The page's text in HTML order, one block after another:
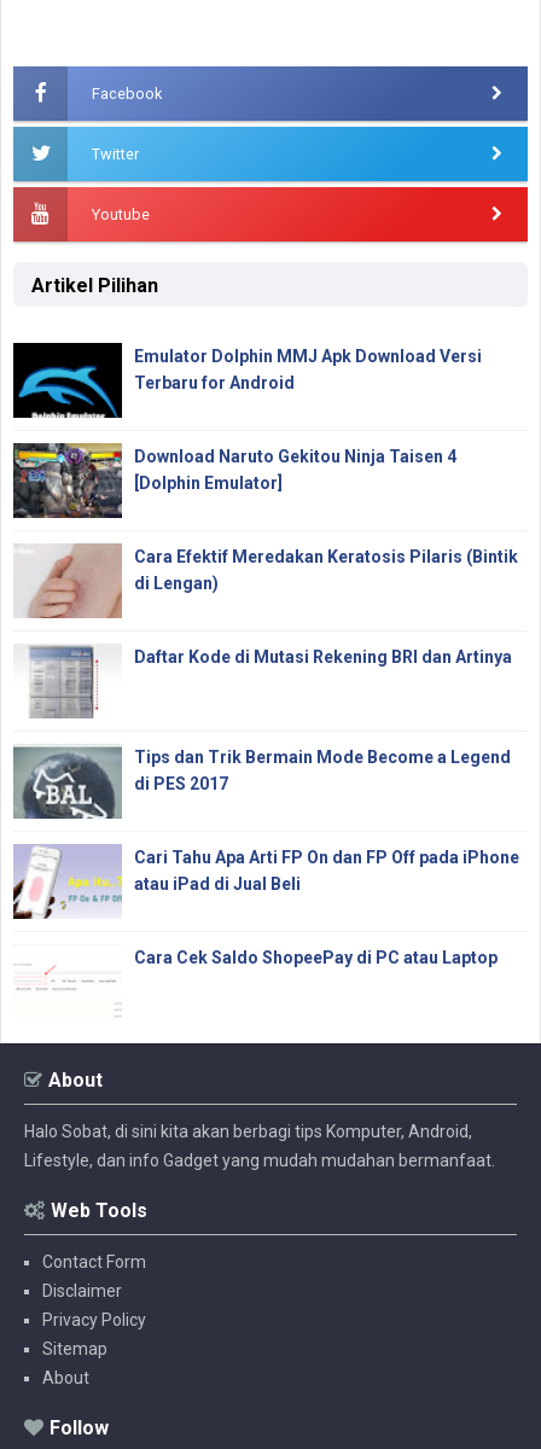
Facebook
Twitter
Youtube
Artikel Pilihan
Emulator Dolphin MMJ Apk Download Versi
Terbaru for Android
Download Naruto Gekitou Ninja Taisen 4
[Dolphin Emulator]
Cara Efektif Meredakan Keratosis Pilaris (Bintik
di Lengan)
Daftar Kode di Mutasi Rekening BRI dan Artinya
Tips dan Trik Bermain Mode Become a Legend
di PES 2017
Cari Tahu Apa Arti FP On dan FP Off pada iPhone
atau iPad di Jual Beli
Cara Cek Saldo ShopeePay di PC atau Laptop
About
Halo Sobat, di sini kita akan berbagi tips Komputer, Android,
Lifestyle, dan info Gadget yang mudah mudahan bermanfaat.
Web Tools
Contact Form
Disclaimer
Privacy Policy
Sitemap
About
Follow